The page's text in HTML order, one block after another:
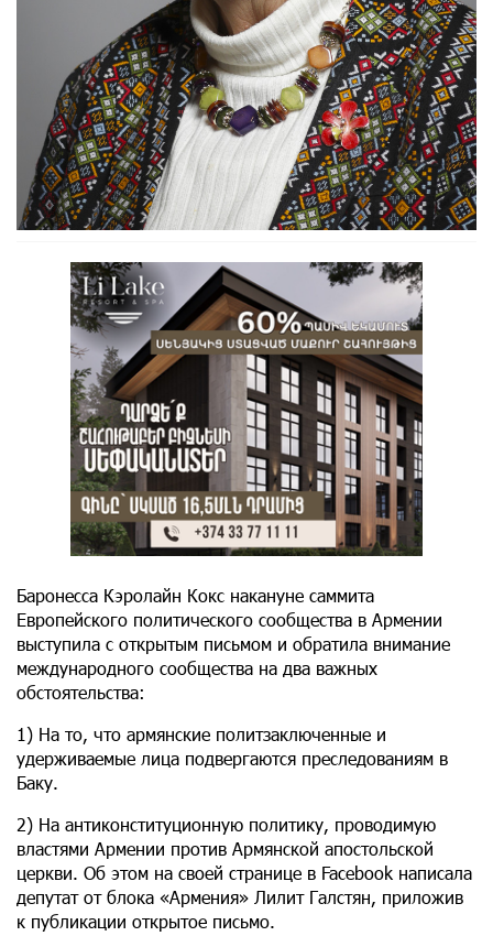
Баронесса Кэролайн Кокс накануне саммита
Европейского политического сообщества в Армении
выступила с открытым письмом и обратила внимание
международного сообщества на два важных
обстоятельства:
1) На то, что армянские политзаключенные и
удерживаемые лица подвергаются преследованиям в
Баку.
2) На антиконституционную политику, проводимую
властями Армении против Армянской апостольской
церкви. Об этом на своей странице в Facebook написала
депутат от блока «Армения» Лилит Галстян, приложив
к публикации открытое письмо.